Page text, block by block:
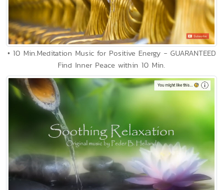
• 10 Min.Meditation Music for Positive Energy - GUARANTEED
Find Inner Peace within 10 Min.